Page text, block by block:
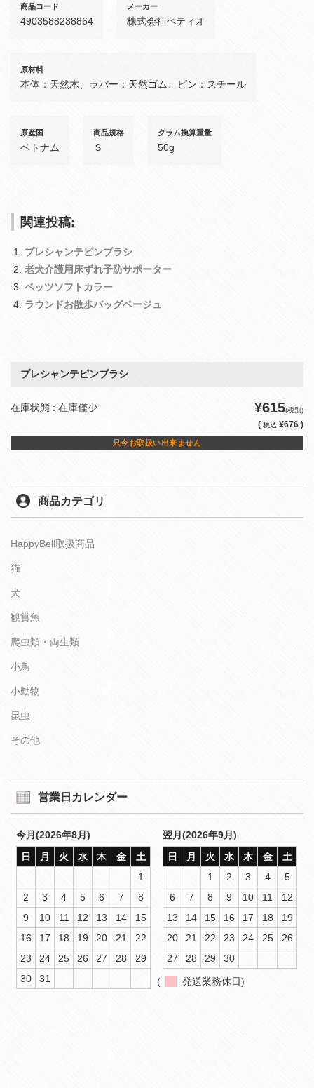
商品コード
4903588238864
メーカー
株式会社ペティオ
原材料
本体：天然木、ラバー：天然ゴム、ピン：スチール
原産国
ベトナム
商品規格
Ｓ
グラム換算重量
50g
関連投稿:
プレシャンテピンブラシ
老犬介護用床ずれ予防サポーター
ベッツソフトカラー
ラウンドお散歩バッグベージュ
プレシャンテピンブラシ
在庫状態 : 在庫僅少 ¥615(税別)
( 税込 ¥676 )
只今お取扱い出来ません
商品カテゴリ
HappyBell取扱商品
猫
犬
観賞魚
爬虫類・両生類
小鳥
小動物
昆虫
その他
営業日カレンダー
今月(2026年8月)
日
月 火 水 木 金
土
1
2
3 4 5 6 7
8
9
10 11 12 13 14
15
16
17 18 19 20 21
22
23
24 25 26 27 28
29
30
31
翌月(2026年9月)
日
月 火 水 木 金
土
1
2 3 4
5
6
7 8 9 10 11
12
13
14 15 16 17 18
19
20
21 22 23 24 25
26
27
28 29 30
( 発送業務休日)